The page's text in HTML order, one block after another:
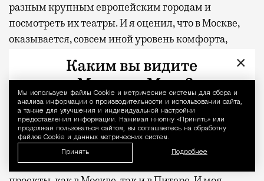
Уведомление
Мы используем файлы Сookie и метрические системы для сбора и
анализа информации о производительности и использовании сайта,
а также для улучшения и индивидуальной настройки
предоставления информации. Нажимая кнопку «Принять» или
продолжая пользоваться сайтом, вы соглашаетесь на обработку
файлов Cookie и данных метрических систем.
Принять Подробнее
разным крупным европейским городам и
посмотреть их театры. И я оценил, что в Москве,
оказывается, совсем иной уровень комфорта,
в Москве вообще ушла лет на десять вперед — все
свои приоритеты в питании можно удовлетворить
на раз-два.
Сейчас я живу на два города…
Получилось это очень просто, у меня появились
×